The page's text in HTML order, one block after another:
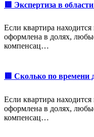
🟥 Экспертиза в
Если квартира находится
оформлена в долях,
компенсац…
🟥 Сколько по времени
Если квартира находится
оформлена в долях,
компенсац…